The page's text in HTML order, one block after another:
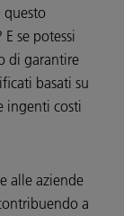
questo
se potessi
di garantire
basati su
ingenti costi
alle aziende
a